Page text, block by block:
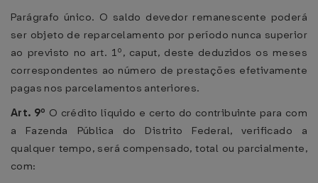
Parágrafo único. O saldo devedor remanescente poderá
ser objeto de reparcelamento por período nunca superior
ao previsto no art. 1º, caput, deste deduzidos os meses
correspondentes ao número de prestações efetivamente
pagas nos parcelamentos anteriores.
Art. 9º O crédito líquido e certo do contribuinte para com
a Fazenda Pública do Distrito Federal, verificado a
qualquer tempo, será compensado, total ou parcialmente,
com: